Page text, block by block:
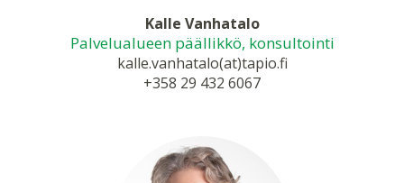
Kalle Vanhatalo
Palvelualueen päällikkö, konsultointi
kalle.vanhatalo(at)tapio.fi
+358 29 432 6067